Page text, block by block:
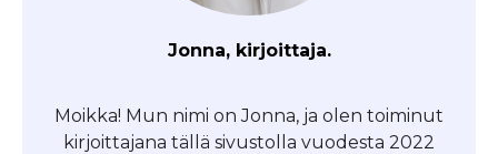
Jonna, kirjoittaja.
Moikka! Mun nimi on Jonna, ja olen toiminut
kirjoittajana tällä sivustolla vuodesta 2022